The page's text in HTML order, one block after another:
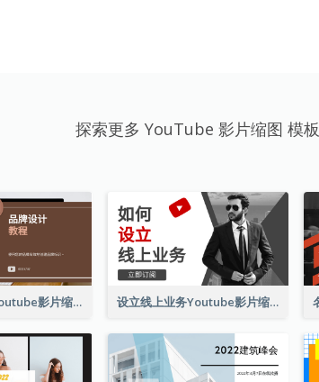
探索更多 YouTube 影片缩图 模板
品牌设计教程Youtube影片缩图 设立线上业务Youtube影片缩图